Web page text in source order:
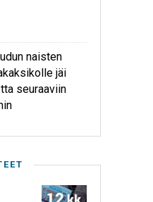
naisten
jäi
seuraaviin